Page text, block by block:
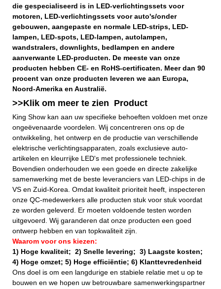
die gespecialiseerd is in LED-verlichtingssets voor
motoren, LED-verlichtingssets voor auto's/onder
gebouwen, aangepaste en normale LED-strips, LED-
lampen, LED-spots, LED-lampen, autolampen,
wandstralers, downlights, bedlampen en andere
aanverwante LED-producten. De meeste van onze
producten hebben CE- en RoHS-certificaten. Meer dan 90
procent van onze producten leveren we aan Europa,
Noord-Amerika en Australië.
>>Klik om meer te zien Product
King Show kan aan uw specifieke behoeften voldoen met onze
ongeëvenaarde voordelen. Wij concentreren ons op de
ontwikkeling, het ontwerp en de productie van verschillende
elektrische verlichtingsapparaten, zoals exclusieve auto-
artikelen en kleurrijke LED's met professionele techniek.
Bovendien onderhouden we een goede en directe zakelijke
samenwerking met de beste leveranciers van LED-chips in de
VS en Zuid-Korea. Omdat kwaliteit prioriteit heeft, inspecteren
onze QC-medewerkers alle producten stuk voor stuk voordat
ze worden geleverd. Er moeten voldoende testen worden
uitgevoerd. Wij garanderen dat onze producten een goed
ontwerp hebben en van topkwaliteit zijn.
Waarom voor ons kiezen:
1) Hoge kwaliteit; 2) Snelle levering; 3) Laagste kosten;
4) Hoge omzet; 5) Hoge efficiëntie; 6) Klanttevredenheid
Ons doel is om een ​​langdurige en stabiele relatie met u op te
bouwen en we hopen uw betrouwbare samenwerkingspartner